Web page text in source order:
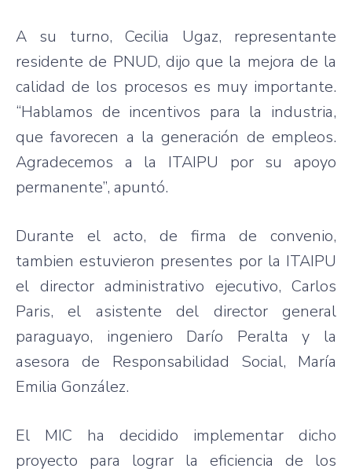
A su turno, Cecilia Ugaz, representante
residente de PNUD, dijo que la mejora de la
calidad de los procesos es muy importante.
“Hablamos de incentivos para la industria,
que favorecen a la generación de empleos.
Agradecemos a la ITAIPU por su apoyo
permanente”, apuntó.
Durante el acto, de firma de convenio,
tambien estuvieron presentes por la ITAIPU
el director administrativo ejecutivo, Carlos
Paris, el asistente del director general
paraguayo, ingeniero Darío Peralta y la
asesora de Responsabilidad Social, María
Emilia González.
El MIC ha decidido implementar dicho
proyecto para lograr la eficiencia de los